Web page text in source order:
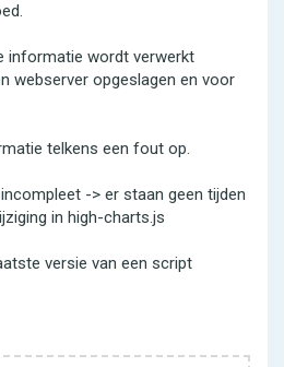
informatie wordt verwerkt
webserver opgeslagen en voor
telkens een fout op.
-> er staan geen tijden
in high-charts.js
versie van een script